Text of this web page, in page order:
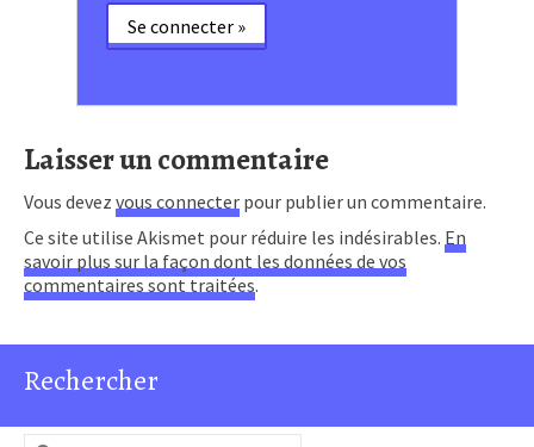
Laisser un commentaire
Vous devez vous connecter pour publier un commentaire.
Ce site utilise Akismet pour réduire les indésirables. En
savoir plus sur la façon dont les données de vos
commentaires sont traitées.
Rechercher